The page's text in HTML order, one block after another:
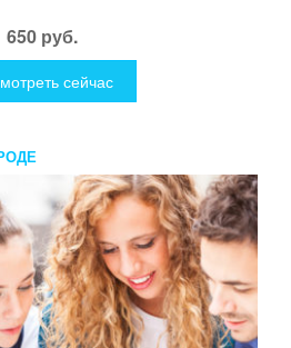
650 руб.
сейчас